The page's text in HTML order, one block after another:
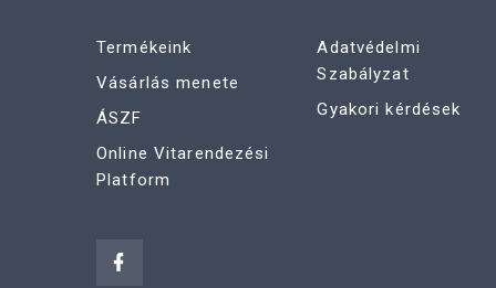
Termékeink
Vásárlás menete
ÁSZF
Online Vitarendezési
Platform
Adatvédelmi
Szabályzat
Gyakori kérdések